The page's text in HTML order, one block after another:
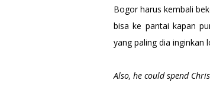
Bogor harus kembali
bisa ke pantai kapan
yang paling dia inginkan
Also, he could spend